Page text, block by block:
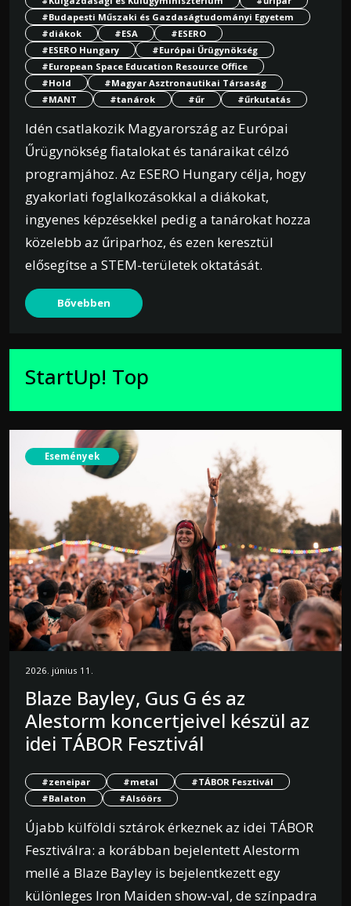
#Budapesti Műszaki és Gazdaságtudományi Egyetem
#diákok
#ESA
#ESERO
#ESERO Hungary
#Európai Űrügynökség
#European Space Education Resource Office
#Hold
#Magyar Asztronautikai Társaság
#MANT
#tanárok #űr #űrkutatás
Idén csatlakozik Magyarország az Európai
Űrügynökség fiatalokat és tanáraikat célzó
programjához. Az ESERO Hungary célja, hogy
gyakorlati foglalkozásokkal a diákokat,
ingyenes képzésekkel pedig a tanárokat hozza
közelebb az űriparhoz, és ezen keresztül
elősegítse a STEM-területek oktatását.
Bővebben
StartUp! Top
Események
2026. június 11.
Blaze Bayley, Gus G és az
Alestorm koncertjeivel készül az
idei TÁBOR Fesztivál
#zeneipar #metal
#TÁBOR Fesztivál
#Balaton
#Alsóörs
Újabb külföldi sztárok érkeznek az idei TÁBOR
Fesztiválra: a korábban bejelentett Alestorm
mellé a Blaze Bayley is bejelentkezett egy
különleges Iron Maiden show-val, de színpadra